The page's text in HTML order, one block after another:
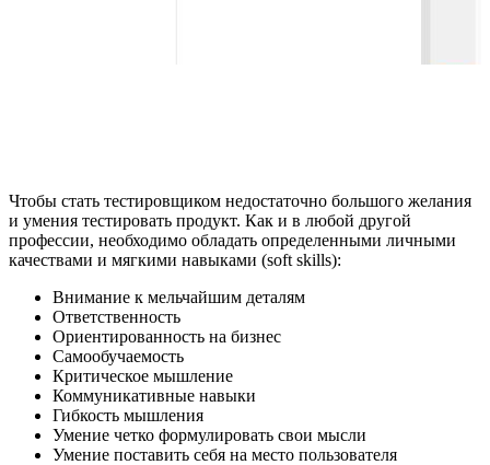
Чтобы стать тестировщиком недостаточно большого желания
и умения тестировать продукт. Как и в любой другой
профессии, необходимо обладать определенными личными
качествами и мягкими навыками (soft skills):
Внимание к мельчайшим деталям
Ответственность
Ориентированность на бизнес
Самообучаемость
Критическое мышление
Коммуникативные навыки
Гибкость мышления
Умение четко формулировать свои мысли
Умение поставить себя на место пользователя